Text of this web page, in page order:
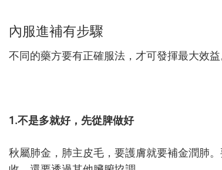
內服進補有步驟
不同的藥方要有正確服法，才可發揮最大效
1.不是多就好，先從脾做好
秋屬肺金，肺主皮毛，要護膚就要補金潤肺